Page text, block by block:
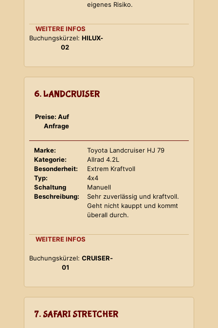
eigenes Risiko.
WEITERE INFOS
Buchungskürzel: HILUX-
02
6. LANDCRUISER
Preise: Auf
Anfrage
Marke:
Toyota Landcruiser HJ 79
Kategorie:
Allrad 4.2L
Besonderheit:
Extrem Kraftvoll
Typ:
4x4
Schaltung
Manuell
Beschreibung:
Sehr zuverlässig und kraftvoll.
Geht nicht kauppt und kommt
überall durch.
WEITERE INFOS
Buchungskürzel: CRUISER-
01
7. SAFARI STRETCHER